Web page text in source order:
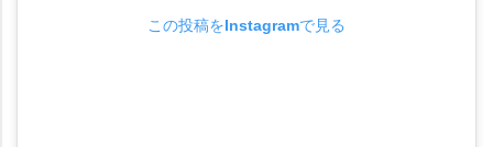
この投稿をInstagramで見る